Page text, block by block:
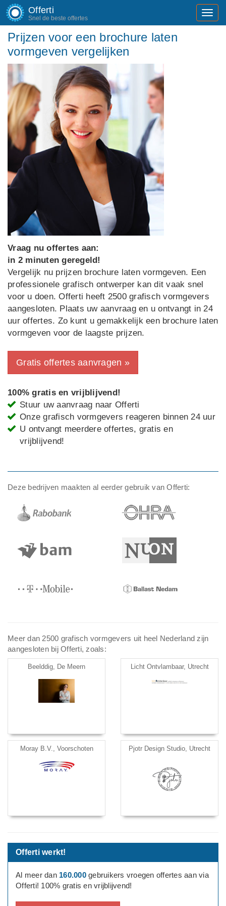
Offerti
Snel de beste offertes
Prijzen voor een brochure laten
vormgeven vergelijken
Vraag nu offertes aan:
in 2 minuten geregeld!
Vergelijk nu prijzen brochure laten vormgeven. Een
professionele grafisch ontwerper kan dit vaak snel
voor u doen. Offerti heeft 2500 grafisch vormgevers
aangesloten. Plaats uw aanvraag en u ontvangt in 24
uur offertes. Zo kunt u gemakkelijk een brochure laten
vormgeven voor de laagste prijzen.
Gratis offertes aanvragen »
100% gratis en vrijblijvend!
Stuur uw aanvraag naar Offerti
Onze grafisch vormgevers reageren binnen 24 uur
U ontvangt meerdere offertes, gratis en
vrijblijvend!
Deze bedrijven maakten al eerder gebruik van Offerti:
Meer dan 2500 grafisch vormgevers uit heel Nederland zijn
aangesloten bij Offerti, zoals:
Beelddig, De Meern Licht Ontvlambaar, Utrecht
Moray B.V., Voorschoten Pjotr Design Studio, Utrecht
Offerti werkt!
Al meer dan 160.000gebruikers vroegen offertes aan via
Offerti! 100% gratis en vrijblijvend!